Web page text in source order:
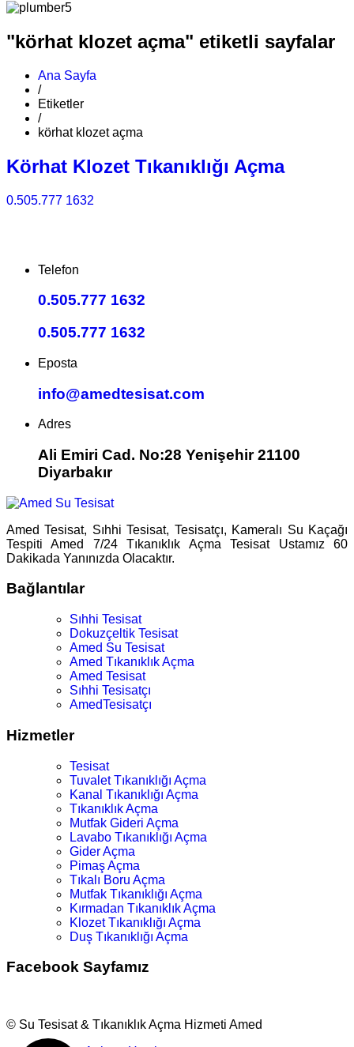
"körhat klozet açma" etiketli sayfalar
Ana Sayfa
/
Etiketler
/
körhat klozet açma
Körhat Klozet Tıkanıklığı Açma
0.505.777 1632
Telefon
0.505.777 1632
0.505.777 1632
Eposta
info@amedtesisat.com
Adres
Ali Emiri Cad. No:28 Yenişehir 21100
Diyarbakır
Amed Tesisat, Sıhhi Tesisat, Tesisatçı, Kameralı Su Kaçağı
Tespiti Amed 7/24 Tıkanıklık Açma Tesisat Ustamız 60
Dakikada Yanınızda Olacaktır.
Bağlantılar
Sıhhi Tesisat
Dokuzçeltik Tesisat
Amed Su Tesisat
Amed Tıkanıklık Açma
Amed Tesisat
Sıhhi Tesisatçı
AmedTesisatçı
Hizmetler
Tesisat
Tuvalet Tıkanıklığı Açma
Kanal Tıkanıklığı Açma
Tıkanıklık Açma
Mutfak Gideri Açma
Lavabo Tıkanıklığı Açma
Gider Açma
Pimaş Açma
Tıkalı Boru Açma
Mutfak Tıkanıklığı Açma
Kırmadan Tıkanıklık Açma
Klozet Tıkanıklığı Açma
Duş Tıkanıklığı Açma
Facebook Sayfamız
© Su Tesisat & Tıkanıklık Açma Hizmeti Amed